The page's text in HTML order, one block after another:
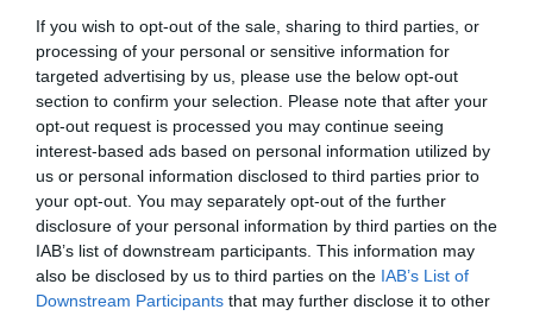
If you wish to opt-out of the sale, sharing to third parties, or
processing of your personal or sensitive information for
targeted advertising by us, please use the below opt-out
section to confirm your selection. Please note that after your
opt-out request is processed you may continue seeing
interest-based ads based on personal information utilized by
us or personal information disclosed to third parties prior to
your opt-out. You may separately opt-out of the further
disclosure of your personal information by third parties on the
IAB’s list of downstream participants. This information may
also be disclosed by us to third parties on the IAB’s List of
Downstream Participants that may further disclose it to other
PRONEWS.GR /ΕΣΩΤΕΡΙΚΗ ΑΣΦΑΛΕΙΑ
Ο χρηματοδότης «θείος» και οι δεσμίδες
μετρητών: Νέες αποκαλύψεις για τον
Αφγανό δολοφόνο της 38χρονης